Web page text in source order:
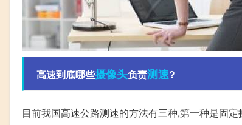
高速到底哪些摄像头负责测速?
目前我国高速公路测速的方法有三种,第一种是固